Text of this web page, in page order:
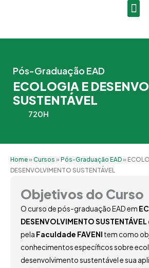
Pós-Graduação EAD
ECOLOGIA E
SUSTENTÁVEL
720H
Home»Cursos »Pós-Graduação EAD»
DESENVOLVIMENTO SUSTENTÁVEL
Objetivos do Curso
O curso de pós-graduação EAD em
DESENVOLVIMENTO SUSTENTÁVEL
pela Faculdade FAVENI tem como
conhecimentos específicos sobre
desenvolvimento sustentável e sua